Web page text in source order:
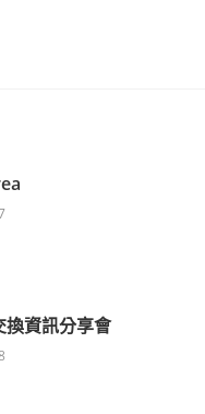
換資訊分享會